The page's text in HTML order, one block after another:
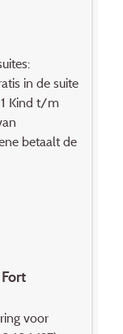
in de suite
Kind t/m
betaalt de
voor